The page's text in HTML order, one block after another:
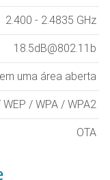
2.400 - 2.4835 GHz
18.5dB@802.11b
uma área aberta
/ WPA / WPA2
OTA